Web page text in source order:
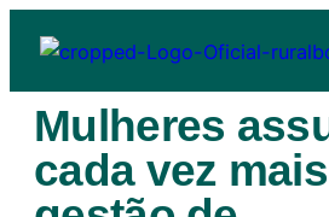
Mulheres
cada vez